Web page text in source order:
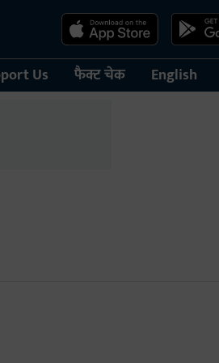
Us फैक्ट चेक English